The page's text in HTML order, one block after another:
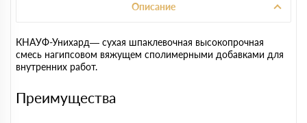
Описание
КНАУФ-Унихард— сухая шпаклевочная высокопрочная
смесь нагипсовом вяжущем сполимерными добавками для
внутренних работ.
Преимущества